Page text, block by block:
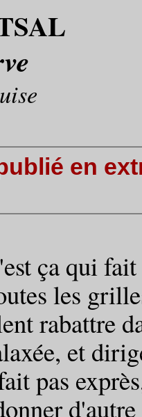
en
ça qui
les
rabattre
et
pas